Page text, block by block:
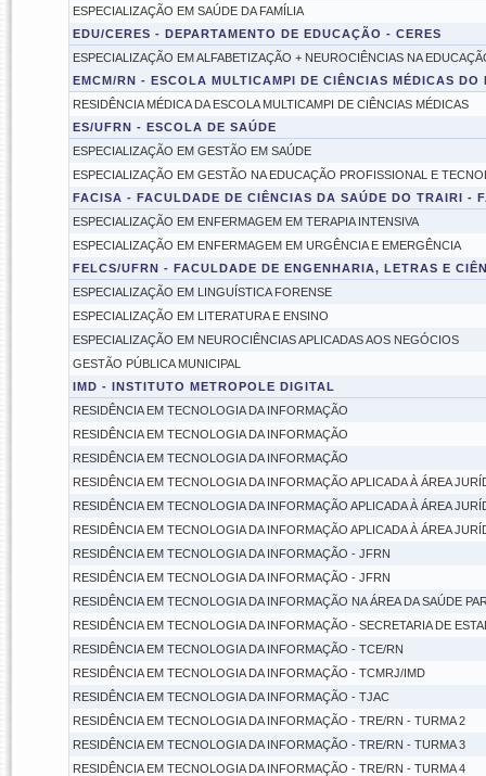
ESPECIALIZAÇÃO EM SAÚDE DA FAMÍLIA
EDU/CERES - DEPARTAMENTO DE EDUCAÇÃO - CERES
ESPECIALIZAÇÃO EM ALFABETIZAÇÃO + NEUROCIÊNCIAS NA
EMCM/RN - ESCOLA MULTICAMPI DE CIÊNCIAS MÉDICAS DO
RESIDÊNCIA MÉDICA DA ESCOLA MULTICAMPI DE CIÊNCIAS MÉDICAS
ES/UFRN - ESCOLA DE SAÚDE
ESPECIALIZAÇÃO EM GESTÃO EM SAÚDE
ESPECIALIZAÇÃO EM GESTÃO NA EDUCAÇÃO PROFISSIONAL E
FACISA - FACULDADE DE CIÊNCIAS DA SAÚDE DO TRAIRI -
ESPECIALIZAÇÃO EM ENFERMAGEM EM TERAPIA INTENSIVA
ESPECIALIZAÇÃO EM ENFERMAGEM EM URGÊNCIA E EMERGÊNCIA
FELCS/UFRN - FACULDADE DE ENGENHARIA, LETRAS E
ESPECIALIZAÇÃO EM LINGUÍSTICA FORENSE
ESPECIALIZAÇÃO EM LITERATURA E ENSINO
ESPECIALIZAÇÃO EM NEUROCIÊNCIAS APLICADAS AOS NEGÓCIOS
GESTÃO PÚBLICA MUNICIPAL
IMD - INSTITUTO METROPOLE DIGITAL
RESIDÊNCIA EM TECNOLOGIA DA INFORMAÇÃO
RESIDÊNCIA EM TECNOLOGIA DA INFORMAÇÃO
RESIDÊNCIA EM TECNOLOGIA DA INFORMAÇÃO
RESIDÊNCIA EM TECNOLOGIA DA INFORMAÇÃO APLICADA À ÁREA
RESIDÊNCIA EM TECNOLOGIA DA INFORMAÇÃO APLICADA À ÁREA
RESIDÊNCIA EM TECNOLOGIA DA INFORMAÇÃO APLICADA À ÁREA
RESIDÊNCIA EM TECNOLOGIA DA INFORMAÇÃO - JFRN
RESIDÊNCIA EM TECNOLOGIA DA INFORMAÇÃO - JFRN
RESIDÊNCIA EM TECNOLOGIA DA INFORMAÇÃO NA ÁREA DA SAÚDE
RESIDÊNCIA EM TECNOLOGIA DA INFORMAÇÃO - SECRETARIA DE
RESIDÊNCIA EM TECNOLOGIA DA INFORMAÇÃO - TCE/RN
RESIDÊNCIA EM TECNOLOGIA DA INFORMAÇÃO - TCMRJ/IMD
RESIDÊNCIA EM TECNOLOGIA DA INFORMAÇÃO - TJAC
RESIDÊNCIA EM TECNOLOGIA DA INFORMAÇÃO - TRE/RN - TURMA 2
RESIDÊNCIA EM TECNOLOGIA DA INFORMAÇÃO - TRE/RN - TURMA 3
RESIDÊNCIA EM TECNOLOGIA DA INFORMAÇÃO - TRE/RN - TURMA 4